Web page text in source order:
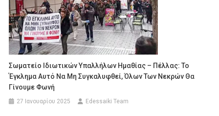
Σωματείο Ιδιωτικών Υπαλλήλων Ημαθίας – Πέλλας: Το
Έγκλημα Αυτό Να Μη Συγκαλυφθεί, Όλων Των Νεκρών Θα
Γίνουμε Φωνή
27 Ιανουαρίου 2025 Edessaiki Team